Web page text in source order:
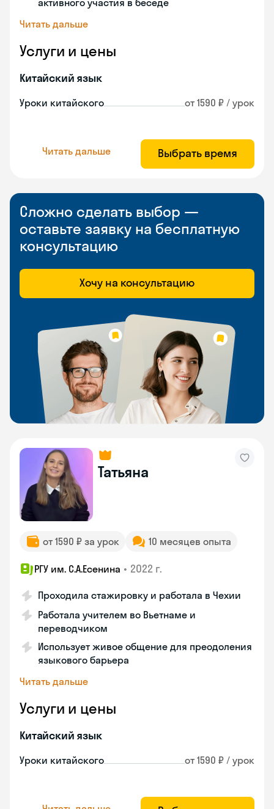
активного участия в беседе
Читать дальше
Услуги и цены
Китайский язык
Уроки китайского от 1590 ₽ / урок
Читать дальше Выбрать время
Сложно сделать выбор —
оставьте заявку на бесплатную
консультацию
Хочу на консультацию
Татьяна
от 1590 ₽ за урок 10 месяцев опыта
РГУ им. С.А.Есенина • 2022 г.
Проходила стажировку и работала в Чехии
Работала учителем во Вьетнаме и
переводчиком
Использует живое общение для преодоления
языкового барьера
Читать дальше
Услуги и цены
Китайский язык
Уроки китайского от 1590 ₽ / урок